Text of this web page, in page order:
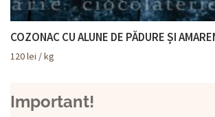
COZONAC CU ALUNE DE PĂDURE ȘI
120lei / kg
Important!